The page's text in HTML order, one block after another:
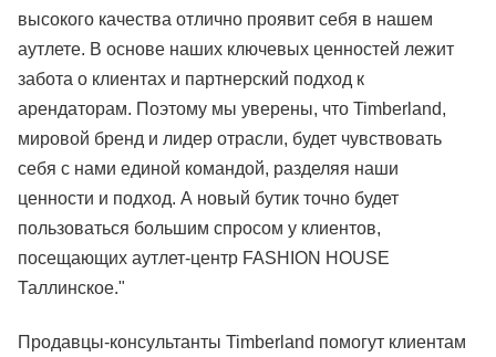
высокого качества отлично проявит себя в нашем
аутлете. В основе наших ключевых ценностей лежит
забота о клиентах и партнерский подход к
арендаторам. Поэтому мы уверены, что Timberland,
мировой бренд и лидер отрасли, будет чувствовать
себя с нами единой командой, разделяя наши
ценности и подход. А новый бутик точно будет
пользоваться большим спросом у клиентов,
посещающих аутлет-центр FASHION HOUSE
Таллинское."
Продавцы-консультанты Timberland помогут клиентам